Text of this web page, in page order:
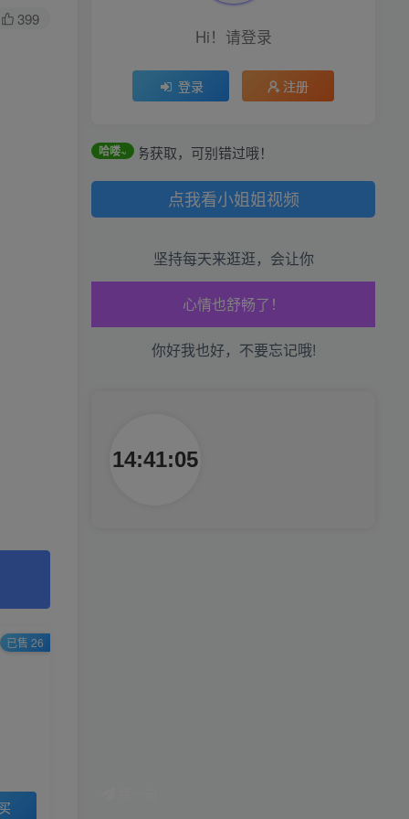
399
已售 26
Hi！请登录
登录 注册
哈喽~
到和每日任务获取，可别错过哦！
点我看小姐姐视频
坚持每天来逛逛，会让你
生活也美好了！
心情也舒畅了！
你好我也好，不要忘记哦!
14:41:06